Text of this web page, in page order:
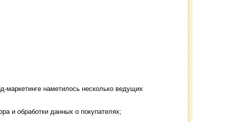
маркетинге наметилось несколько ведущих
и обработки данных о покупателях;